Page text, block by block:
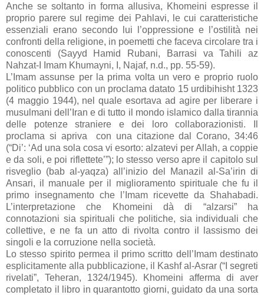
Anche se soltanto in forma allusiva, Khomeini espresse il
proprio parere sul regime dei Pahlavi, le cui caratteristiche
essenziali erano secondo lui l’oppressione e l’ostilità nei
confronti della religione, in poemetti che faceva circolare tra i
conoscenti (Sayyd Hamid Rubani, Barrasi va Tahili az
Nahzat-I Imam Khumayni, I, Najaf, n.d., pp. 55-59).
L’Imam assunse per la prima volta un vero e proprio ruolo
politico pubblico con un proclama datato 15 urdibihisht 1323
(4 maggio 1944), nel quale esortava ad agire per liberare i
musulmani dell’Iran e di tutto il mondo islamico dalla tirannia
delle potenze straniere e dei loro collaborazionisti. Il
proclama si apriva con una citazione dal Corano, 34:46
(“Di’: ‘Ad una sola cosa vi esorto: alzatevi per Allah, a coppie
e da soli, e poi riflettete’”); lo stesso verso apre il capitolo sul
risveglio (bab al-yaqza) all’inizio del Manazil al-Sa’irin di
Ansari, il manuale per il miglioramento spirituale che fu il
primo insegnamento che l’Imam ricevette da Shahabadi.
L’interpretazione che Khomeini dà di “alzarsi” ha
connotazioni sia spirituali che politiche, sia individuali che
collettive, e ne fa un atto di rivolta contro il lassismo dei
singoli e la corruzione nella società.
Lo stesso spirito permea il primo scritto dell’Imam destinato
esplicitamente alla pubblicazione, il Kashf al-Asrar (“I segreti
rivelati”, Teheran, 1324/1945). Khomeini afferma di aver
completato il libro in quarantotto giorni, guidato da una sorta